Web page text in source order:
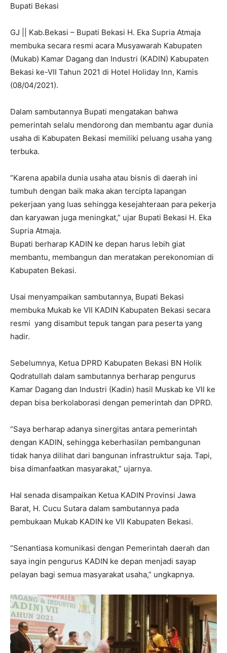
Bupati Bekasi
GJ || Kab.Bekasi – Bupati Bekasi H. Eka Supria Atmaja
membuka secara resmi acara Musyawarah Kabupaten
(Mukab) Kamar Dagang dan Industri (KADIN) Kabupaten
Bekasi ke-VII Tahun 2021 di Hotel Holiday Inn, Kamis
(08/04/2021).
Dalam sambutannya Bupati mengatakan bahwa
pemerintah selalu mendorong dan membantu agar dunia
usaha di Kabupaten Bekasi memiliki peluang usaha yang
terbuka.
“Karena apabila dunia usaha atau bisnis di daerah ini
tumbuh dengan baik maka akan tercipta lapangan
pekerjaan yang luas sehingga kesejahteraan para pekerja
dan karyawan juga meningkat,” ujar Bupati Bekasi H. Eka
Supria Atmaja.
Bupati berharap KADIN ke depan harus lebih giat
membantu, membangun dan meratakan perekonomian di
Kabupaten Bekasi.
Usai menyampaikan sambutannya, Bupati Bekasi
membuka Mukab ke VII KADIN Kabupaten Bekasi secara
resmi yang disambut tepuk tangan para peserta yang
hadir.
Sebelumnya, Ketua DPRD Kabupaten Bekasi BN Holik
Qodratullah dalam sambutannya berharap pengurus
Kamar Dagang dan Industri (Kadin) hasil Muskab ke VII ke
depan bisa berkolaborasi dengan pemerintah dan DPRD.
“Saya berharap adanya sinergitas antara pemerintah
dengan KADIN, sehingga keberhasilan pembangunan
tidak hanya dilihat dari bangunan infrastruktur saja. Tapi,
bisa dimanfaatkan masyarakat,” ujarnya.
Hal senada disampaikan Ketua KADIN Provinsi Jawa
Barat, H. Cucu Sutara dalam sambutannya pada
pembukaan Mukab KADIN ke VII Kabupaten Bekasi.
“Senantiasa komunikasi dengan Pemerintah daerah dan
saya ingin pengurus KADIN ke depan menjadi sayap
pelayan bagi semua masyarakat usaha,” ungkapnya.